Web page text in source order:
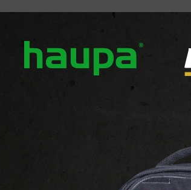
Nos marques Actualités